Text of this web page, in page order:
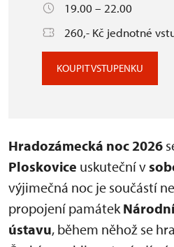
19.00 – 22.00
260,- Kč jednotné
KOUPIT VSTUPENKU
Hradozámecká noc 2026
Ploskovice uskuteční v
výjimečná noc je součástí
propojení památek
ústavu, během něhož se